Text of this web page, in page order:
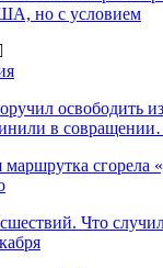
но с условием
освободить
в
маршрутка сгорела
Что